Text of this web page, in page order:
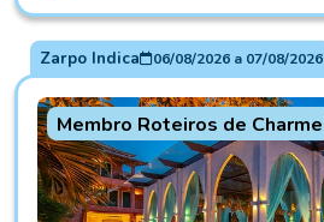
Zarpo Indica 06/08/2026a 07/08/2026
Membro Roteiros de Charme